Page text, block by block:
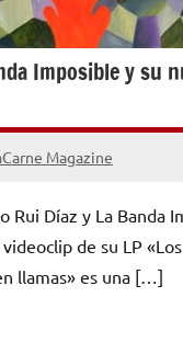
Imposible y su
Magazine
Rui Díaz y La Banda
de su LP
llamas» es una […]